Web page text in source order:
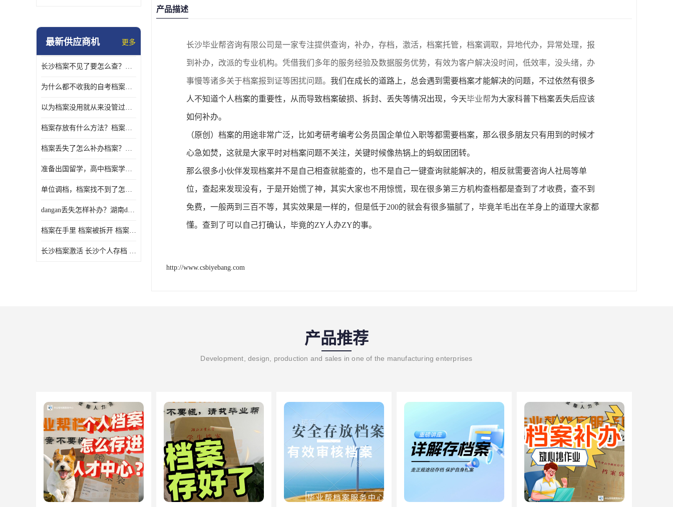
最新供应商机 更多
长沙档案不见了要怎么查？档案查询 档案补办
为什么都不收我的自考档案？自考档案怎么存档？
以为档案没用就从来没管过，现在要用档案该怎么办？
档案存放有什么方法？档案在手里为什么不能用
档案丢失了怎么补办档案？湖南档案补办 档案补办方法
准备出国留学，高中档案学校发给我了怎么办？
单位调档，档案找不到了怎么办？
dangan丢失怎样补办？湖南dangan丢失补办流程介绍！
档案在手里 档案被拆开 档案补办 档案问题一站式服务
长沙档案激活 长沙个人存档 长沙档案存档
产品描述
长沙毕业帮咨询有限公司是一家专注提供查询，补办，存档，激活，档案托管，档案调取，异地代办，异常处理，报
到补办，改派的专业机构。凭借我们多年的服务经验及数据服务优势，有效为客户解决没时间，低效率，没头绪，办
事慢等诸多关于档案报到证等困扰问题。 我们在成长的道路上，总会遇到需要档案才能解决的问题，不过依然有很多
人不知道个人档案的重要性，从而导致档案破损、拆封、丢失等情况出现，今天毕业帮为大家科普下档案丢失后应该
如何补办。
（原创） 档案的用途非常广泛，比如考研考编考公务员国企单位入职等都需要档案，那么很多朋友只有用到的时候才
心急如焚，这就是大家平时对档案问题不关注，关键时候像热锅上的蚂蚁团团转。
那么很多小伙伴发现档案并不是自己相查就能查的，也不是自己一键查询就能解决的，相反就需要咨询人社局等单
位，查起来发现没有，于是开始慌了神，其实大家也不用惊慌，现在很多第三方机构查档都是查到了才收费，查不到
免费，一般两到三百不等，其实效果是一样的，但是低于200的就会有很多猫腻了，毕竟羊毛出在羊身上的道理大家都
懂。查到了可以自己打确认，毕竟的ZY人办ZY的事。
http://www.csbiyebang.com
产品推荐
Development, design, production and sales in one of the manufacturing enterprises